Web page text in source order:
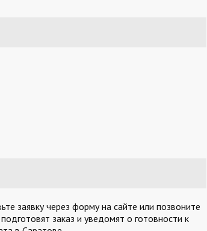
заявку через форму на сайте или позвоните
заказ и уведомят о готовности к